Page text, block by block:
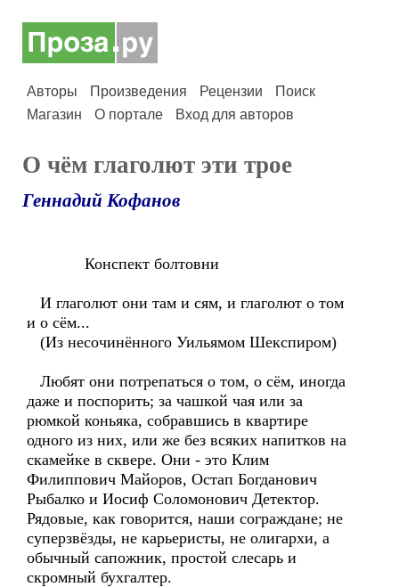
Авторы Произведения Рецензии
Поиск
Магазин
О портале Вход для авторов
О чём глаголют эти трое
Геннадий Кофанов
Конспект болтовни
И глаголют они там и сям, и глаголют о том
и о сём...
(Из несочинённого Уильямом Шекспиром)
Любят они потрепаться о том, о сём, иногда
даже и поспорить; за чашкой чая или за
рюмкой коньяка, собравшись в квартире
одного из них, или же без всяких напитков на
скамейке в сквере. Они - это Клим
Филиппович Майоров, Остап Богданович
Рыбалко и Иосиф Соломонович Детектор.
Рядовые, как говорится, наши сограждане; не
суперзвёзды, не карьеристы, не олигархи, а
обычный сапожник, простой слесарь и
скромный бухгалтер.